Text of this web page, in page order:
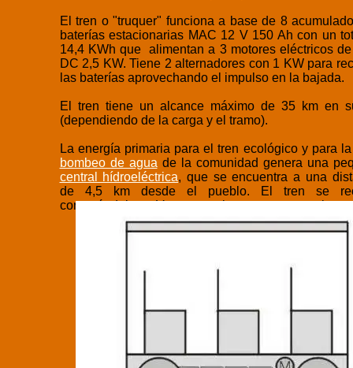
El tren o "truquer" funciona a base de 8
baterías estacionarias MAC 12 V 150 Ah con un
14,4 KWh que alimentan a 3 motores eléctricos
DC 2,5 KW. Tiene 2 alternadores con 1 KW para
las baterías aprovechando el impulso en la bajada.
El tren tiene un alcance máximo de 35 km en
(dependiendo de la carga y el tramo).
La energía primaria para el tren ecológico y para
bombeo de agua de la comunidad genera una
central hídroeléctrica, que se encuentra a una
de 4,5 km desde el pueblo. El tren se
conectándolo en Ventanas mientras que no se lo